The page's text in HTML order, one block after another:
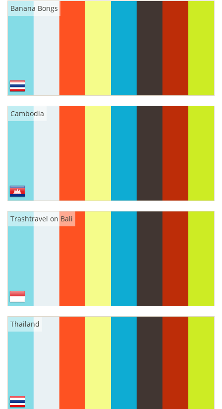
Banana Bongs
Cambodia
Trashtravel on Bali
Thailand